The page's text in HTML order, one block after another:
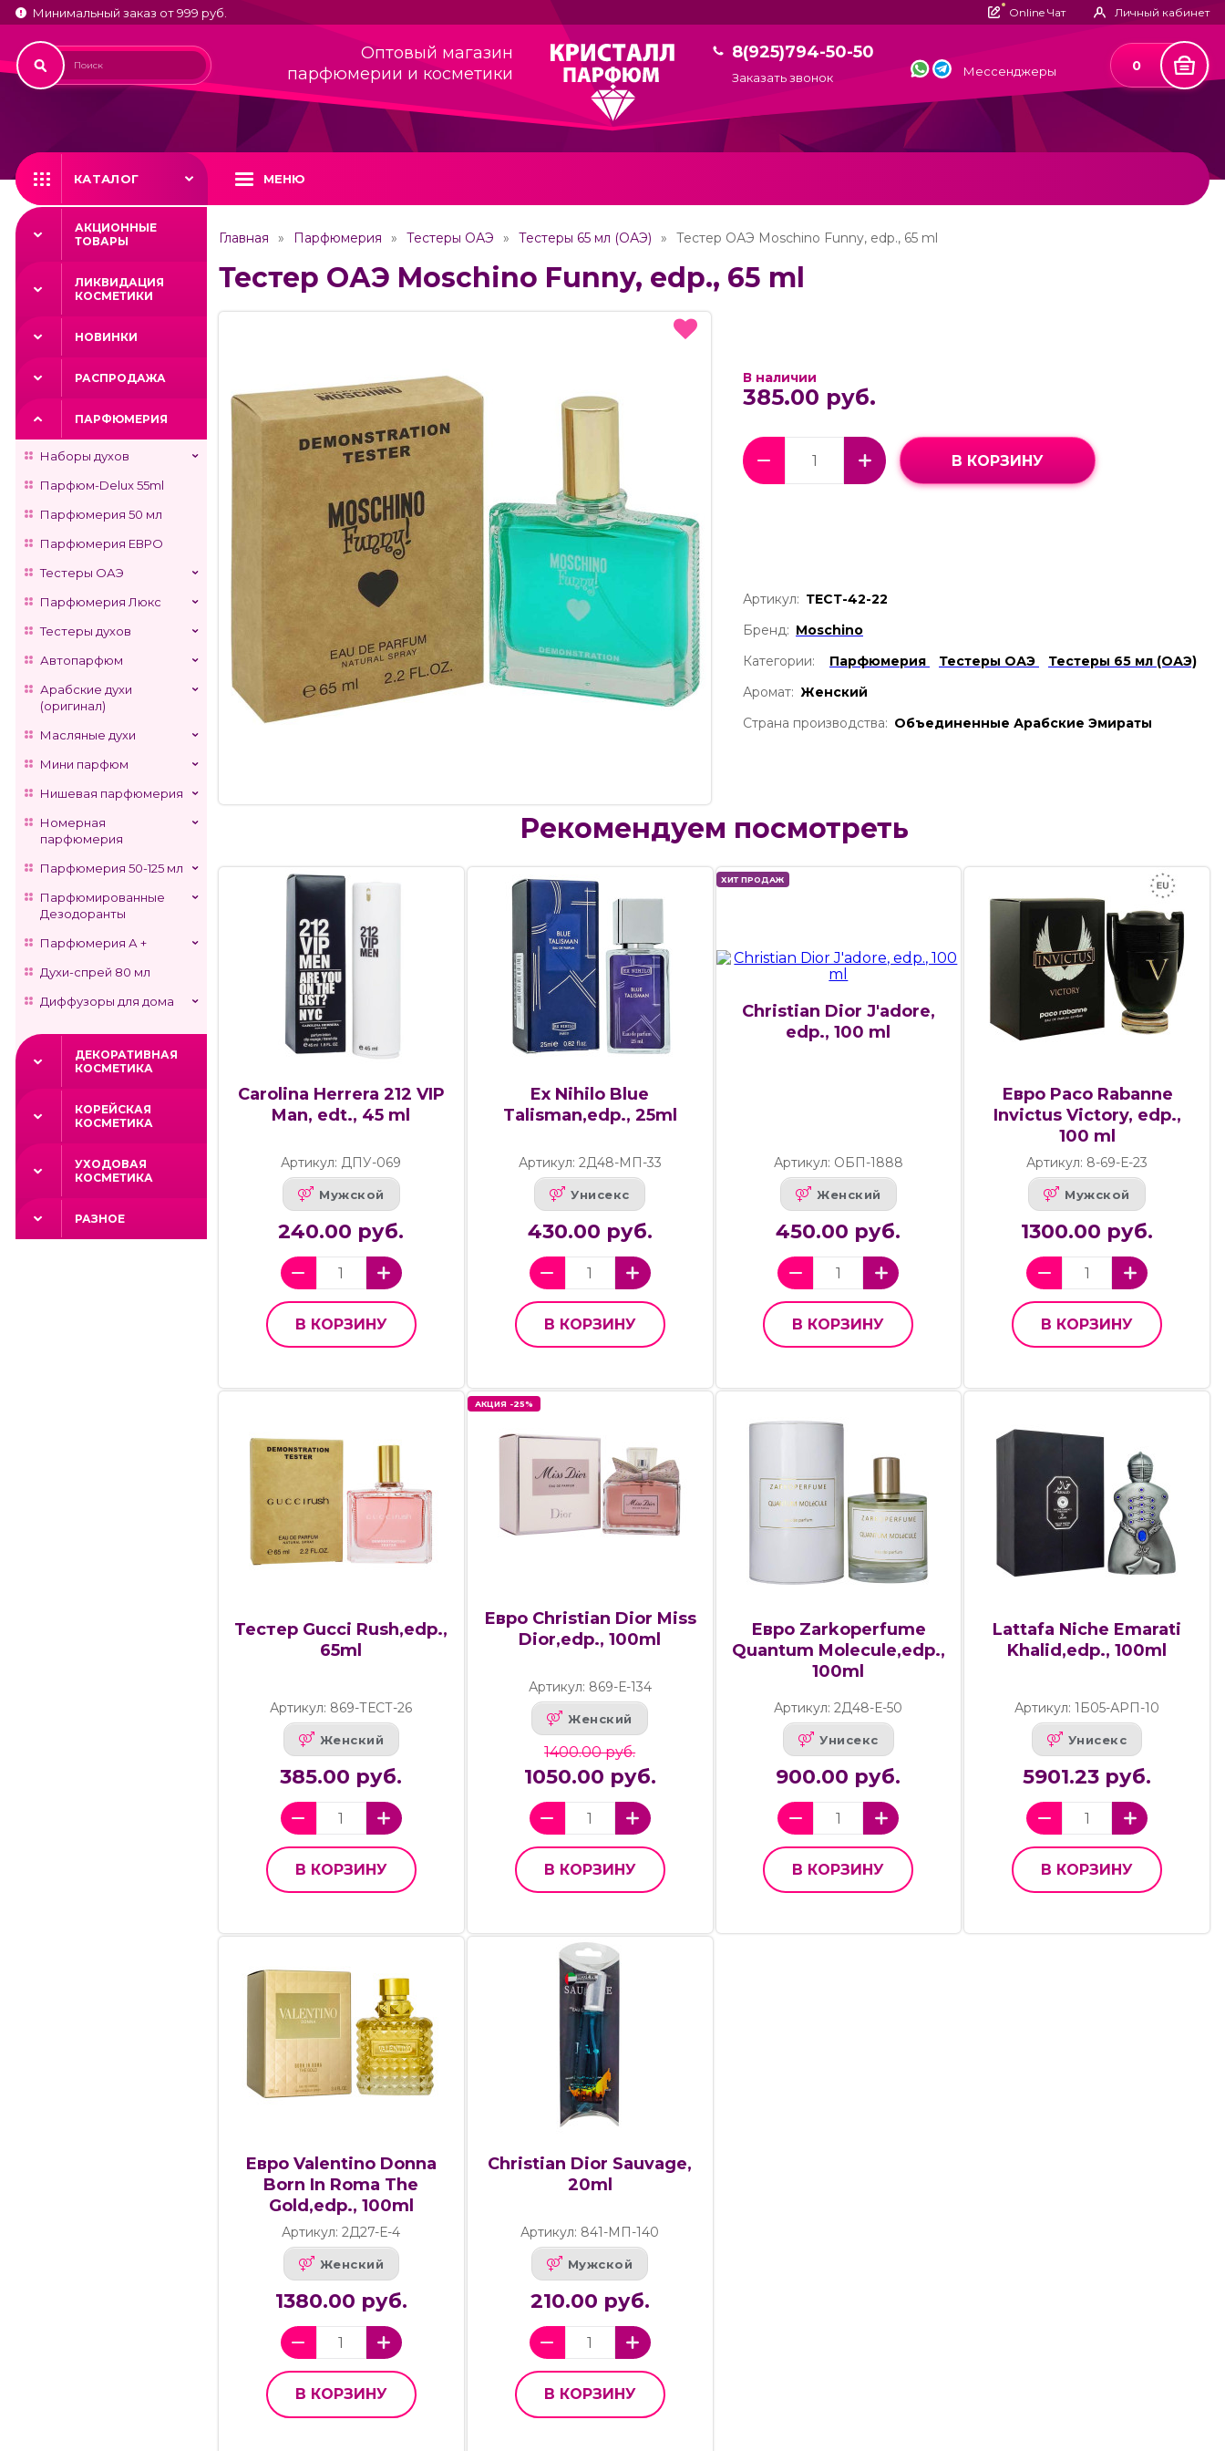
Минимальный заказ от 999 руб. Online Чат Личный кабинет
Оптовый магазин
парфюмерии и косметики
8(925)794-50-50
Заказать звонок Мессенджеры 0
КАТАЛОГ МЕНЮ
АКЦИОННЫЕ
ТОВАРЫ
ЛИКВИДАЦИЯ
КОСМЕТИКИ
НОВИНКИ
РАСПРОДАЖА
ПАРФЮМЕРИЯ
Наборы духов
Парфюм-Delux 55ml
Парфюмерия 50 мл
Парфюмерия ЕВРО
Тестеры ОАЭ
Парфюмерия Люкс
Тестеры духов
Автопарфюм
Арабские духи
(оригинал)
Масляные духи
Мини парфюм
Нишевая парфюмерия
Номерная
парфюмерия
Парфюмерия 50-125 мл
Парфюмированные
Дезодоранты
Парфюмерия А +
Духи-спрей 80 мл
Диффузоры для дома
ДЕКОРАТИВНАЯ
КОСМЕТИКА
КОРЕЙСКАЯ
КОСМЕТИКА
УХОДОВАЯ
КОСМЕТИКА
РАЗНОЕ
Главная Парфюмерия Тестеры ОАЭ Тестеры 65 мл (ОАЭ) Тестер ОАЭ Moschino Funny, edp., 65 ml
Тестер ОАЭ Moschino Funny, edp., 65 ml
В наличии
385.00 руб.
В КОРЗИНУ
Артикул: ТЕСТ-42-22
Бренд: Moschino
Категории:
Парфюмерия Тестеры ОАЭ
Тестеры 65 мл (ОАЭ)
Аромат: Женский
Страна производства: Объединенные Арабские Эмираты
Рекомендуем посмотреть
Carolina Herrera 212 VIP
Man, edt., 45 ml
Артикул: ДПУ-069
Мужской
240.00 руб.
В КОРЗИНУ
Ex Nihilo Blue
Talisman,edp., 25ml
Артикул: 2Д48-МП-33
Унисекс
430.00 руб.
В КОРЗИНУ
ХИТ ПРОДАЖ
Christian Dior J'adore,
edp., 100 ml
Артикул: ОБП-1888
Женский
450.00 руб.
В КОРЗИНУ
Евро Paco Rabanne
Invictus Victory, edp.,
100 ml
Артикул: 8-69-Е-23
Мужской
1300.00 руб.
В КОРЗИНУ
Тестер Gucci Rush,edp.,
65ml
Артикул: 869-ТЕСТ-26
Женский
385.00 руб.
В КОРЗИНУ
АКЦИЯ -25%
Евро Christian Dior Miss
Dior,edp., 100ml
Артикул: 869-Е-134
Женский
1400.00 руб.
1050.00 руб.
В КОРЗИНУ
Евро Zarkoperfume
Quantum Molecule,edp.,
100ml
Артикул: 2Д48-Е-50
Унисекс
900.00 руб.
В КОРЗИНУ
Lattafa Niche Emarati
Khalid,edp., 100ml
Артикул: 1Б05-АРП-10
Унисекс
5901.23 руб.
В КОРЗИНУ
Евро Valentino Donna
Born In Roma The
Gold,edp., 100ml
Артикул: 2Д27-Е-4
Женский
1380.00 руб.
В КОРЗИНУ
Christian Dior Sauvage,
20ml
Артикул: 841-МП-140
Мужской
210.00 руб.
В КОРЗИНУ